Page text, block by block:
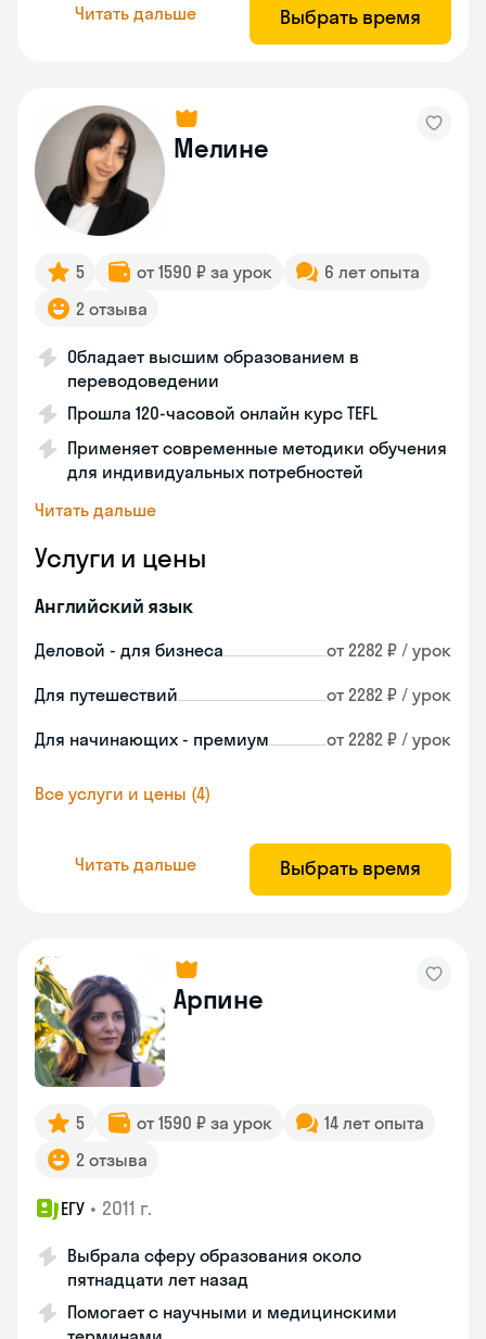
Читать дальше Выбрать время
Мелине
5 от 1590 ₽ за урок
6 лет опыта
2 отзыва
Обладает высшим образованием в
переводоведении
Прошла 120-часовой онлайн курс TEFL
Применяет современные методики обучения
для индивидуальных потребностей
Читать дальше
Услуги и цены
Английский язык
Деловой - для бизнеса от 2282 ₽ / урок
Для путешествий от 2282 ₽ / урок
Для начинающих - премиум от 2282 ₽ / урок
Все услуги и цены (4)
Читать дальше Выбрать время
Арпине
5 от 1590 ₽ за урок
14 лет опыта
2 отзыва
ЕГУ • 2011 г.
Выбрала сферу образования около
пятнадцати лет назад
Помогает с научными и медицинскими